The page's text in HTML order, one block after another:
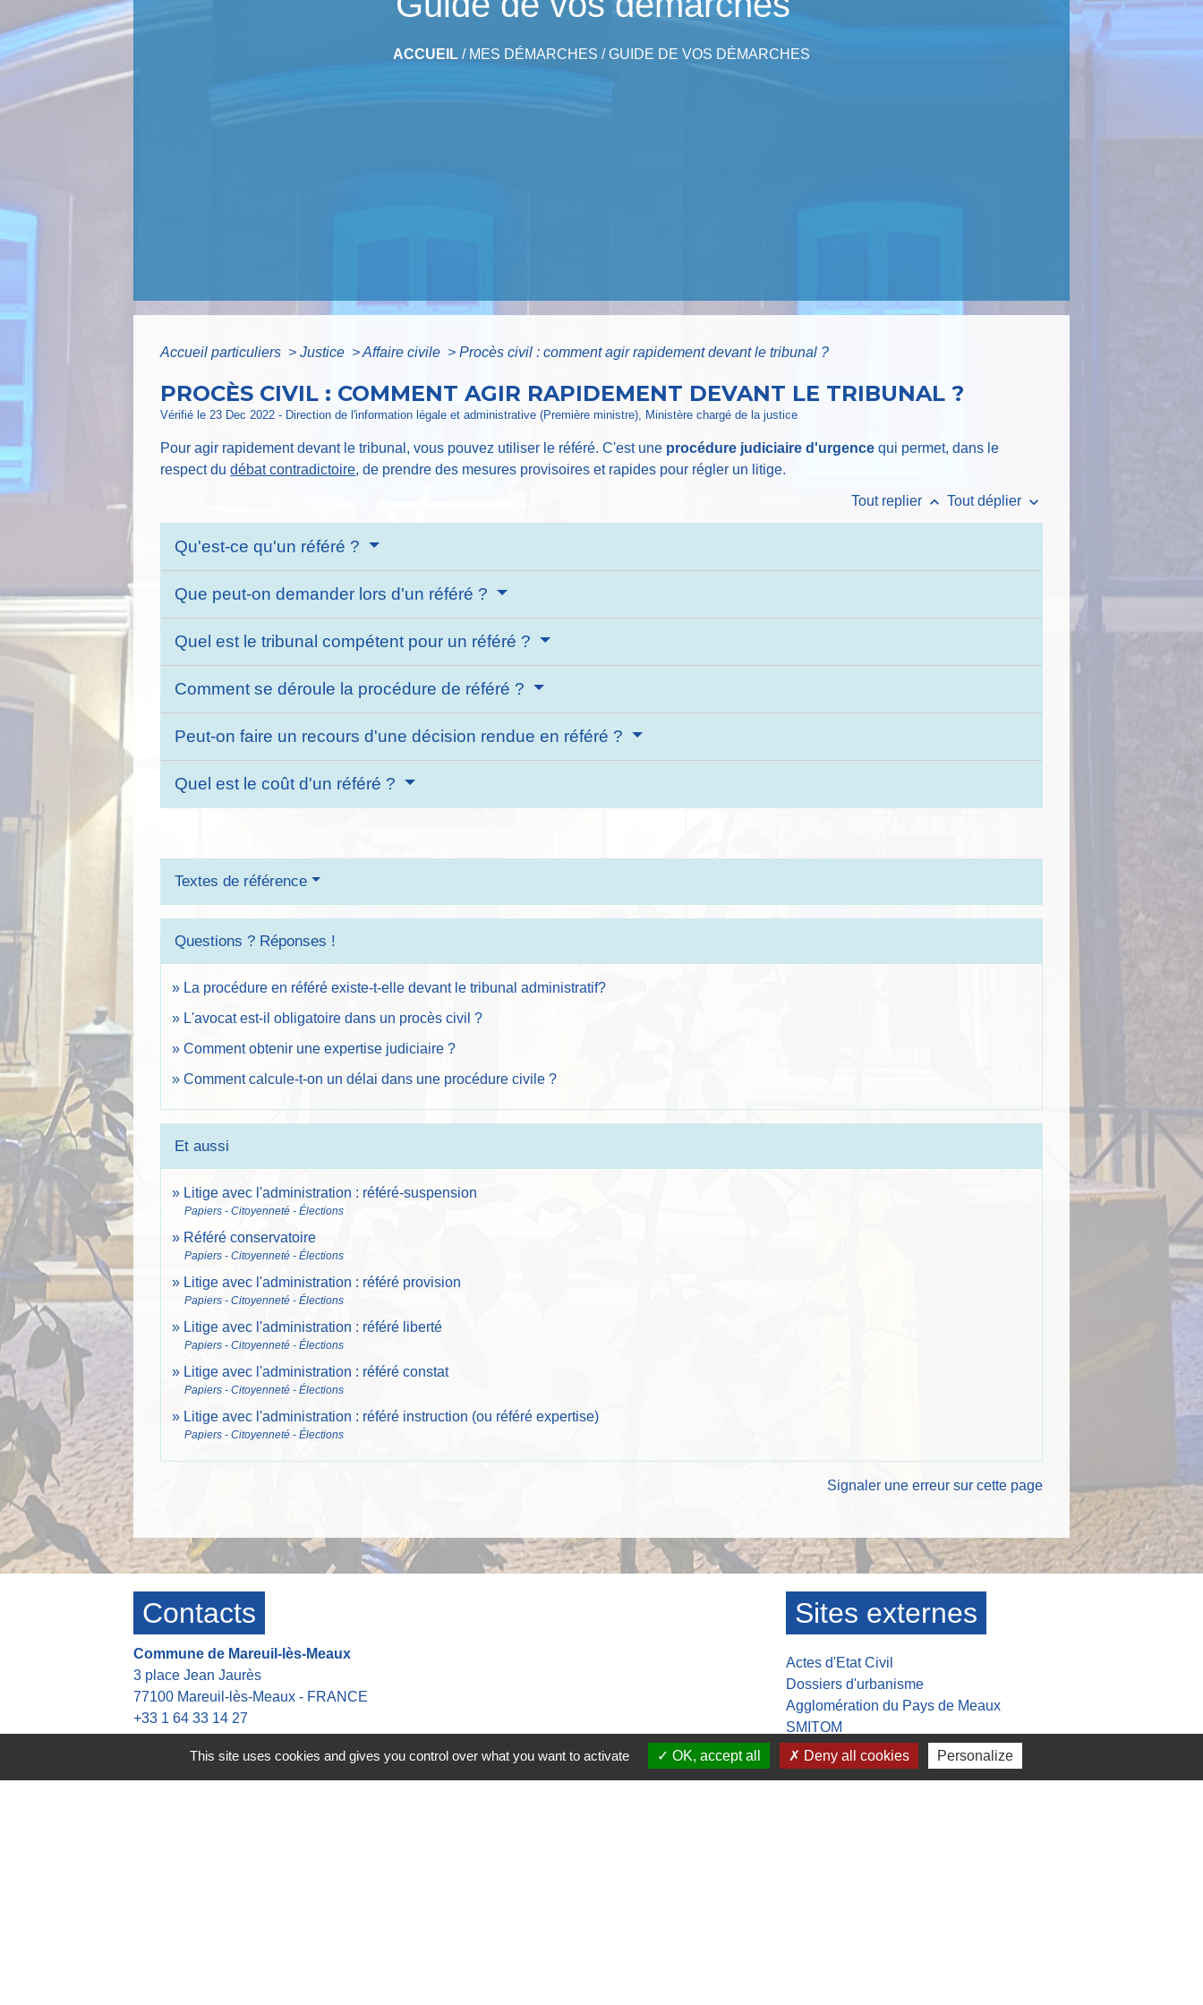
ACCUEIL / MES DÉMARCHES /GUIDE DE VOS DÉMARCHES
Accueil particuliers > Justice > Affaire civile > Procès civil : comment agir rapidement devant le tribunal ?
PROCÈS CIVIL : COMMENT AGIR RAPIDEMENT DEVANT LE TRIBUNAL ?
Vérifié le 23 Dec 2022 - Direction de l'information légale et administrative (Première ministre), Ministère chargé de la justice
Pour agir rapidement devant le tribunal, vous pouvez utiliser le référé. C'est une procédure judiciaire d'urgence qui permet, dans le
respect dudébat contradictoire, de prendre des mesures provisoires et rapides pour régler un litige.
Tout replier keyboard_arrow_up Tout déplier keyboard_arrow_down
Qu'est-ce qu'un référé ?
Que peut-on demander lors d'un référé ?
Quel est le tribunal compétent pour un référé ?
Comment se déroule la procédure de référé ?
Peut-on faire un recours d'une décision rendue en référé ?
Quel est le coût d'un référé ?
Textes de référence
Questions ? Réponses !
La procédure en référé existe-t-elle devant le tribunal administratif?
L'avocat est-il obligatoire dans un procès civil ?
Comment obtenir une expertise judiciaire ?
Comment calcule-t-on un délai dans une procédure civile ?
Et aussi
Litige avec l'administration : référé-suspension
Papiers - Citoyenneté - Élections
Référé conservatoire
Papiers - Citoyenneté - Élections
Litige avec l'administration : référé provision
Papiers - Citoyenneté - Élections
Litige avec l'administration : référé liberté
Papiers - Citoyenneté - Élections
Litige avec l'administration : référé constat
Papiers - Citoyenneté - Élections
Litige avec l'administration : référé instruction (ou référé expertise)
Papiers - Citoyenneté - Élections
Signaler une erreur sur cette page
Contacts
Commune de Mareuil-lès-Meaux
3 place Jean Jaurès
77100 Mareuil-lès-Meaux - FRANCE
+33 1 64 33 14 27
Sites externes
Actes d'Etat Civil
Dossiers d'urbanisme
Agglomération du Pays de Meaux
SMITOM
Musée de la Grande guerre
This site uses cookies and gives you control over what you want to activate OK, accept all Deny all cookies Personalize